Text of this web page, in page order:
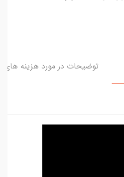
توضیحات در مورد هزینه های